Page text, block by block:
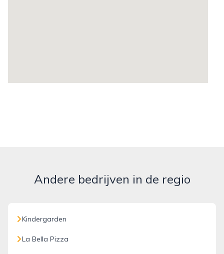
Andere bedrijven in de regio
Kindergarden
La Bella Pizza